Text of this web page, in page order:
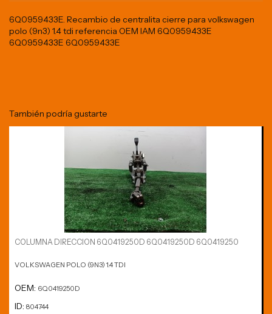
6Q0959433E. Recambio de centralita cierre para volkswagen
polo (9n3) 1.4 tdi referencia OEM IAM 6Q0959433E
6Q0959433E 6Q0959433E
También podría gustarte
COLUMNA DIRECCION 6Q0419250D 6Q0419250D 6Q0419250
VOLKSWAGEN POLO (9N3) 1.4 TDI
OEM: 6Q0419250D
ID: 804744